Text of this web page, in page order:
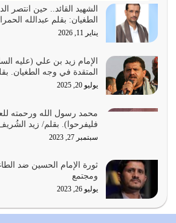
واجتهاداتنا لأننا سنختلف ونتفرق
يوليو 24, 2026
أمة عاجزة عن النهوض…
يوليو 23, 2026
بحبل الله جميعاً وليس كل…
يشاء ويذل من يشاء
يوليو 21, 2026
{إِنَّ الدِّينَ عِنْدَ اللَّهِ الْإسْلامُ} الدين
الشهيد القائد.. حين انتصر
الطغيان: بقلم عبدالله
يناير 11, 2026
الإمام زيد بن علي (عليه
المتقدة في وجه الطغيان.
يوليو 20, 2025
محمد رسول الله ورحمته
فليفرحوا). بقلم/ زيد
سبتمبر 27, 2023
ثورة الإمام الحسين ضد
ومجتمع
يوليو 26, 2023